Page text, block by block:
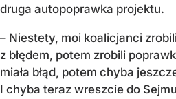
druga autopoprawka projektu.
– Niestety, moi koalicjanci
z błędem, potem zrobili
miała błąd, potem chyba
I chyba teraz wreszcie do